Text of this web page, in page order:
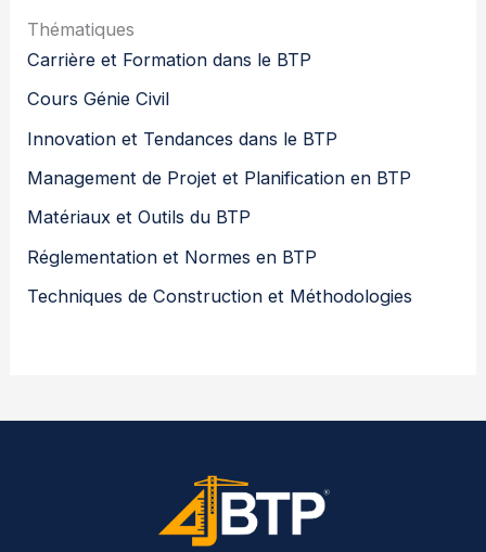
Thématiques
Carrière et Formation dans le BTP
Cours Génie Civil
Innovation et Tendances dans le BTP
Management de Projet et Planification en BTP
Matériaux et Outils du BTP
Réglementation et Normes en BTP
Techniques de Construction et Méthodologies